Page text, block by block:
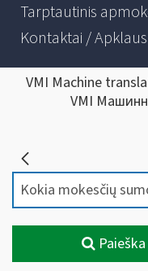
Tarptautinis
Kontaktai /
VMI Machine
VMI
Paieška